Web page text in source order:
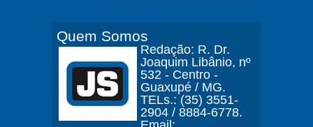
Quem Somos
Redação: R. Dr.
Joaquim Libânio, nº
532 - Centro -
Guaxupé / MG.
TELs.: (35) 3551-
2904 / 8884-6778.